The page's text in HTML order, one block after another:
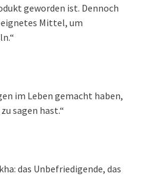
geworden ist. Dennoch
Mittel, um
im Leben gemacht haben,
sagen hast.“
das Unbefriedigende, das